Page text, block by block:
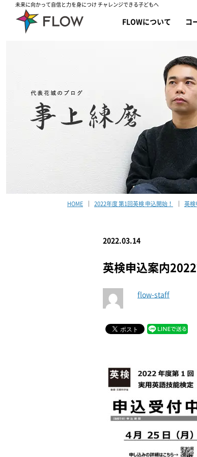
未来に向かって自信と力を身につけ チャレンジできる子どもへ
FLOWについて コ
HOME 2022年度 第1回英検 申込開始！ 英検
2022.03.14
英検申込案内
flow-staff